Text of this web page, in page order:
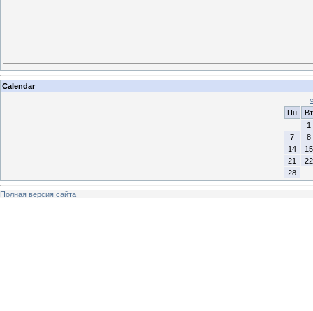
Calendar
«
Пн
Вт
1
7
8
14
15
21
22
28
Полная версия сайта